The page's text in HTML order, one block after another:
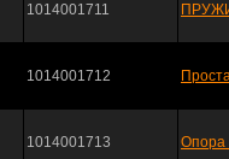
1014001711
1014001712
1014001713 Опора